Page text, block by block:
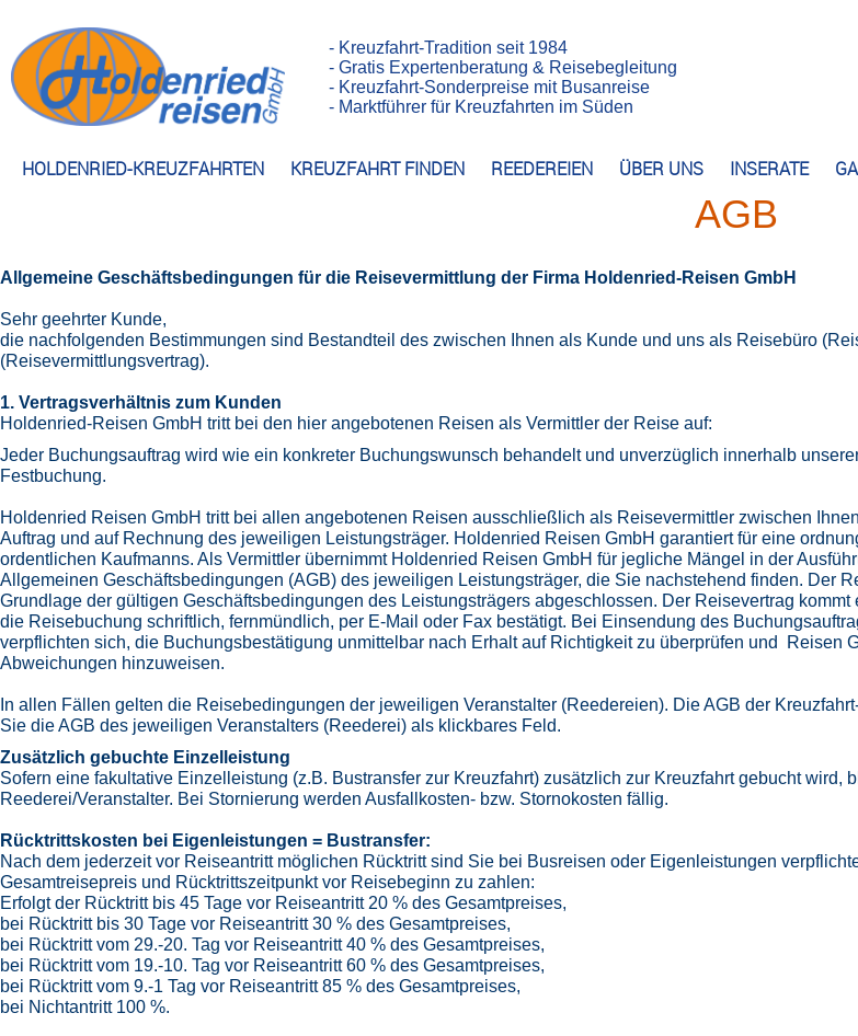
HOLDENRIED-KREUZFAHRTEN KREUZFAHRT FINDEN REEDEREIEN ÜBER UNS INSERATE
- Kreuzfahrt-Tradition seit 1984
- Gratis Expertenberatung & Reisebegleitung
- Kreuzfahrt-Sonderpreise mit Busanreise
- Marktführer für Kreuzfahrten im Süden
AGB
Allgemeine Geschäftsbedingungen für die Reisevermittlung der Firma Holdenried-Reisen GmbH
Sehr geehrter Kunde,
die nachfolgenden Bestimmungen sind Bestandteil des zwischen Ihnen als Kunde und uns als Reisebüro
(Reisevermittlungsvertrag).
1. Vertragsverhältnis zum Kunden
Holdenried-Reisen GmbH tritt bei den hier angebotenen Reisen als Vermittler der Reise auf:
Jeder Buchungsauftrag wird wie ein konkreter Buchungswunsch behandelt und unverzüglich innerhalb
Festbuchung.
Holdenried Reisen GmbH tritt bei allen angebotenen Reisen ausschließlich als Reisevermittler zwischen
Auftrag und auf Rechnung des jeweiligen Leistungsträger. Holdenried Reisen GmbH garantiert für eine
ordentlichen Kaufmanns. Als Vermittler übernimmt Holdenried Reisen GmbH für jegliche Mängel in der
Allgemeinen Geschäftsbedingungen (AGB) des jeweiligen Leistungsträger, die Sie nachstehend finden. Der
Grundlage der gültigen Geschäftsbedingungen des Leistungsträgers abgeschlossen. Der Reisevertrag
die Reisebuchung schriftlich, fernmündlich, per E-Mail oder Fax bestätigt. Bei Einsendung des
verpflichten sich, die Buchungsbestätigung unmittelbar nach Erhalt auf Richtigkeit zu überprüfen und Reisen
Abweichungen hinzuweisen.
In allen Fällen gelten die Reisebedingungen der jeweiligen Veranstalter (Reedereien). Die AGB der
Sie die AGB des jeweiligen Veranstalters (Reederei) als klickbares Feld.
Zusätzlich gebuchte Einzelleistung
Sofern eine fakultative Einzelleistung (z.B. Bustransfer zur Kreuzfahrt) zusätzlich zur Kreuzfahrt gebucht
Reederei/Veranstalter. Bei Stornierung werden Ausfallkosten- bzw. Stornokosten fällig.
Rücktrittskosten bei Eigenleistungen = Bustransfer:
Nach dem jederzeit vor Reiseantritt möglichen Rücktritt sind Sie bei Busreisen oder Eigenleistungen
Gesamtreisepreis und Rücktrittszeitpunkt vor Reisebeginn zu zahlen:
Erfolgt der Rücktritt bis 45 Tage vor Reiseantritt 20 % des Gesamtpreises,
bei Rücktritt bis 30 Tage vor Reiseantritt 30 % des Gesamtpreises,
bei Rücktritt vom 29.-20. Tag vor Reiseantritt 40 % des Gesamtpreises,
bei Rücktritt vom 19.-10. Tag vor Reiseantritt 60 % des Gesamtpreises,
bei Rücktritt vom 9.-1 Tag vor Reiseantritt 85 % des Gesamtpreises,
bei Nichtantritt 100 %.